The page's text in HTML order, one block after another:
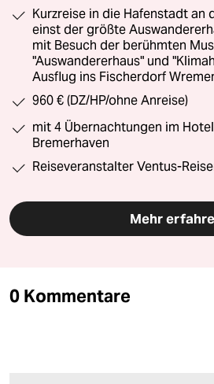
Kurzreise in die Hafenstadt an
einst der größte
mit Besuch der berühmten
"Auswandererhaus" und
Ausflug ins Fischerdorf
960 € (DZ/HP/ohne Anreise)
mit 4 Übernachtungen im
Bremerhaven
Reiseveranstalter Ventus-
Mehr
0 Kommentare